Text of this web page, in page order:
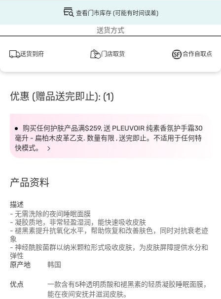
查看门市库存 (可能有时间误差)
送货方式
送货到府 门店取货 合作自取点
优惠 (赠品送完即止): (1)
购买任何护肤产品满$259, 送 PLEUVOIR 纯素香氛护手霜30
毫升 - 扁柏木皮革乙支. 数量有限 , 送完即止。不适用于任何特
快模式。
产品资料
描述
- 无需洗除的夜间睡眠面膜
- 凝胶质地，非常轻盈湿润，能快速吸收皮肤
- 褪黑素提升抗氧化水平，帮助恢复和改善肤色，同时对抗衰老迹
象
- 神经酰胺菌群以纳米颗粒形式吸收皮肤，为皮肤屏障提供水分和
弹性
原产地
韩国
优点
一款含有5种透明质酸和褪黑素的轻质凝胶睡眠面膜，
能在夜间安抚并滋润皮肤。